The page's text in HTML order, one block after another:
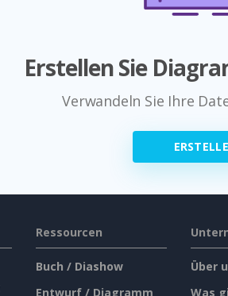
Erstellen Sie
Verwandeln Sie Ihre
Ressourcen
Buch / Diashow
Entwurf / Diagramm
Über
Was